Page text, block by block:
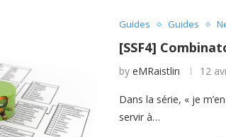
Guides Guides
[SSF4]
by eMRaistlin 12
Dans la série, « je
servir à…